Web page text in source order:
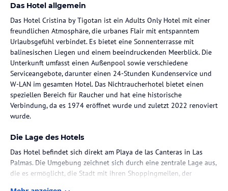
Das Hotel allgemein
Das Hotel Cristina by Tigotan ist ein Adults Only Hotel mit einer
freundlichen Atmosphäre, die urbanes Flair mit entspanntem
Urlaubsgefühl verbindet. Es bietet eine Sonnenterrasse mit
balinesischen Liegen und einem beeindruckenden Meerblick. Die
Unterkunft umfasst einen Außenpool sowie verschiedene
Serviceangebote, darunter einen 24-Stunden Kundenservice und
W-LAN im gesamten Hotel. Das Nichtraucherhotel bietet einen
speziellen Bereich für Raucher und hat eine historische
Verbindung, da es 1974 eröffnet wurde und zuletzt 2022 renoviert
wurde.
Die Lage des Hotels
Das Hotel befindet sich direkt am Playa de las Canteras in Las
Palmas. Die Umgebung zeichnet sich durch eine zentrale Lage aus,
die es ermöglicht, die Stadt mit ihren Shoppingmeilen, der